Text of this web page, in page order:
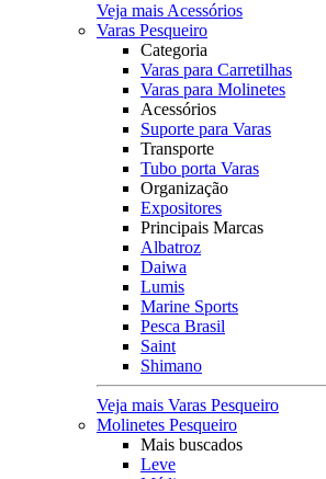
Veja mais Acessórios
Varas Pesqueiro
Categoria
Varas para Carretilhas
Varas para Molinetes
Acessórios
Suporte para Varas
Transporte
Tubo porta Varas
Organização
Expositores
Principais Marcas
Albatroz
Daiwa
Lumis
Marine Sports
Pesca Brasil
Saint
Shimano
Veja mais Varas Pesqueiro
Molinetes Pesqueiro
Mais buscados
Leve